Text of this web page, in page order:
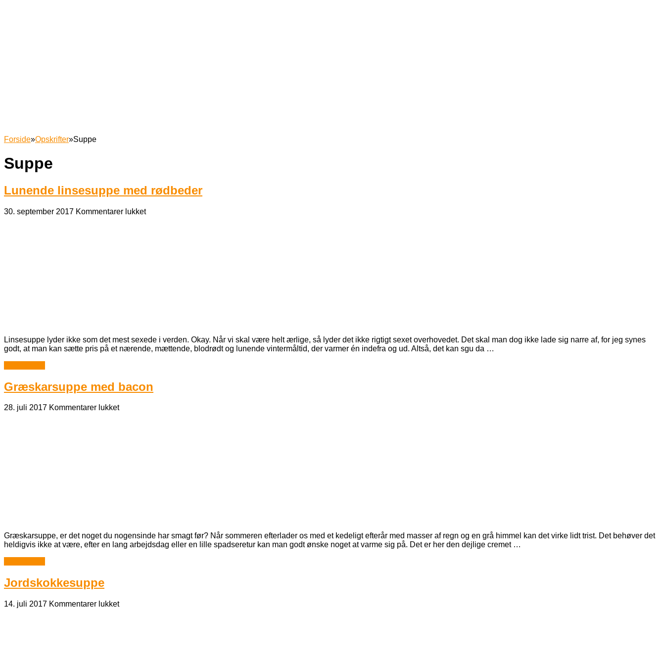
Forside»Opskrifter»Suppe
Suppe
Lunende linsesuppe med rødbeder
30. september 2017 Kommentarer lukkettil
Linsesuppe lyder ikke som det mest sexede i verden. Okay. Når vi skal være helt ærlige, så lyder det ikke rigtigt sexet overhovedet. Det skal man dog ikke lade sig narre af, for jeg synes
godt, at man kan sætte pris på et nærende, mættende, blodrødt og lunende vintermåltid, der varmer én indefra og ud. Altså, det kan sgu da …
Græskarsuppe med bacon
28. juli 2017 Kommentarer lukkettil
Græskarsuppe, er det noget du nogensinde har smagt før? Når sommeren efterlader os med et kedeligt efterår med masser af regn og en grå himmel kan det virke lidt trist. Det behøver det
heldigvis ikke at være, efter en lang arbejdsdag eller en lille spadseretur kan man godt ønske noget at varme sig på. Det er her den dejlige cremet …
Jordskokkesuppe
14. juli 2017 Kommentarer lukkettil